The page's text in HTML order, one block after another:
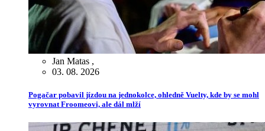
Jan Matas ,
03. 08. 2026
Pogačar pobavil jízdou na jednokolce, ohledně Vuelty, kde by se mohl
vyrovnat Froomeovi, ale dál mlží